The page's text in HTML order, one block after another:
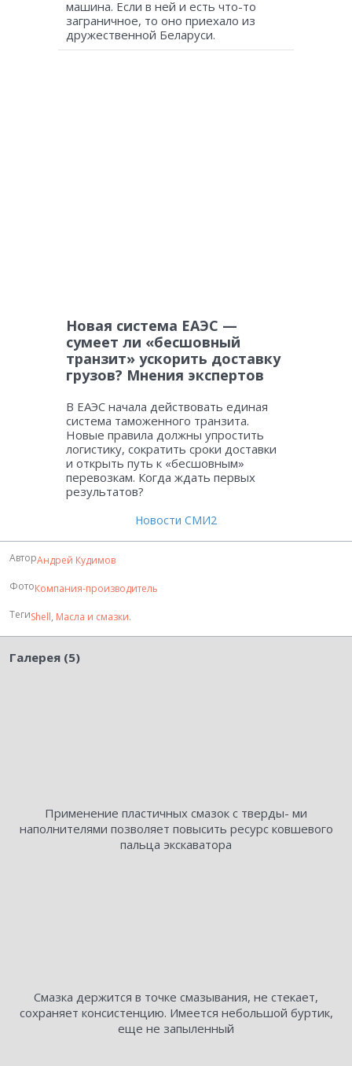
машина. Если в ней и есть что-то
заграничное, то оно приехало из
дружественной Беларуси.
Новая система ЕАЭС —
сумеет ли «бесшовный
транзит» ускорить доставку
грузов? Мнения экспертов
В ЕАЭС начала действовать единая
система таможенного транзита.
Новые правила должны упростить
логистику, сократить сроки доставки
и открыть путь к «бесшовным»
перевозкам. Когда ждать первых
результатов?
Новости СМИ2
АвторАндрей Кудимов
ФотоКомпания-производитель
ТегиShell, Масла и смазки.
Галерея (5)
Применение пластичных смазок с тверды- ми
наполнителями позволяет повысить ресурс ковшевого
пальца экскаватора
Смазка держится в точке смазывания, не стекает,
сохраняет консистенцию. Имеется небольшой буртик,
еще не запыленный